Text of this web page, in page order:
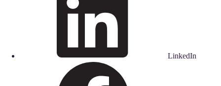
LinkedIn